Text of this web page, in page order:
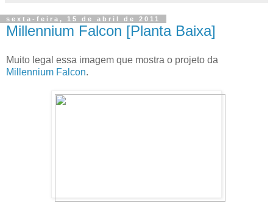
sexta-feira, 15 de abril de 2011
Millennium Falcon [Planta Baixa]
Muito legal essa imagem que mostra o projeto da
Millennium Falcon.